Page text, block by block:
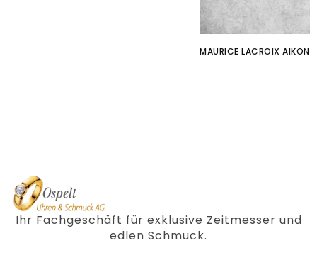
MAURICE LACROIX
Ihr Fachgeschäft für exklusive Zeitmesser und
edlen Schmuck.